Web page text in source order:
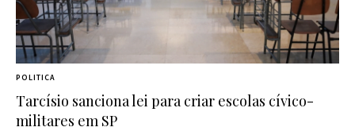
POLITICA
Tarcísio sanciona lei para criar escolas cívico-
militares em SP